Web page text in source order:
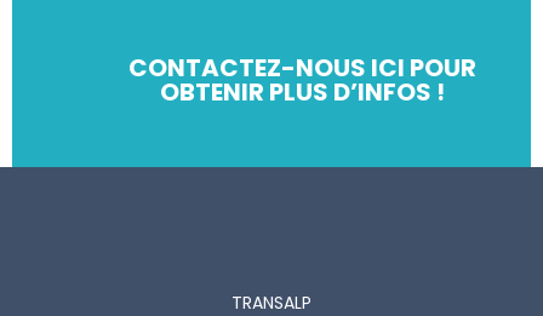
CONTACTEZ-NOUS ICI POUR
OBTENIR PLUS D’INFOS !
TRANSALP